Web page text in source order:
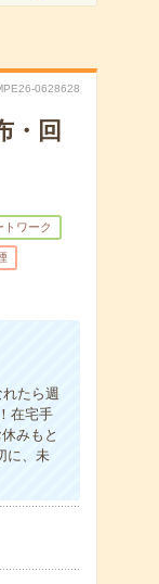
0628628
・回
トワーク
たら週
在宅手
みもと
に、未